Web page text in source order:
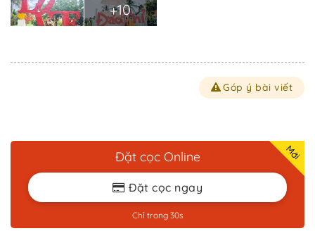
+10
Góp ý bài viết
Đặt cọc Online
Đặt cọc ngay
Chỉ trong 30s